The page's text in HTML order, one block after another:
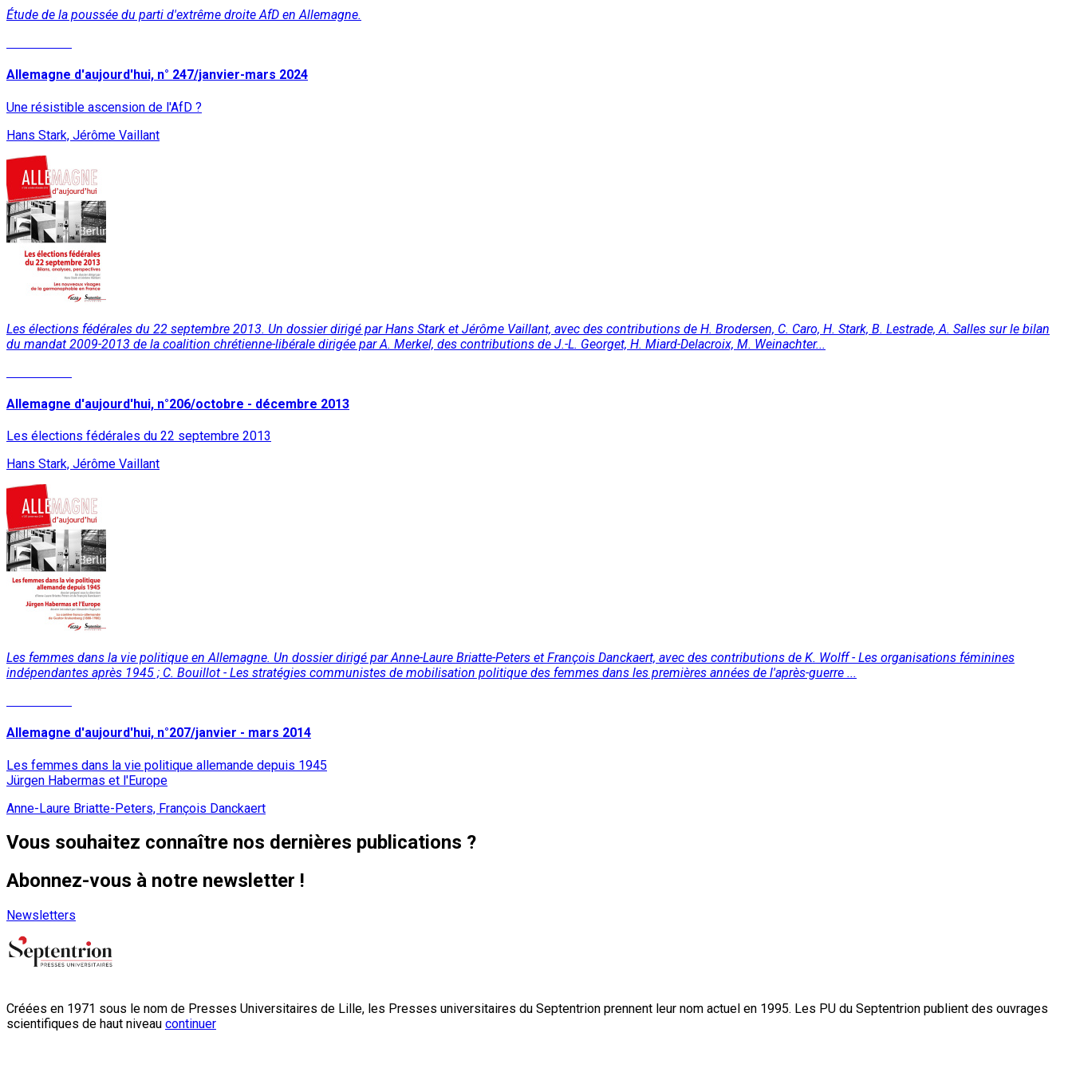
Étude de la poussée du parti d'extrême droite AfD en Allemagne.
Allemagne d'aujourd'hui, n° 247/janvier-mars 2024
Une résistible ascension de l'AfD ?
Hans Stark, Jérôme Vaillant
Les élections fédérales du 22 septembre 2013. Un dossier dirigé par Hans Stark et Jérôme Vaillant, avec des contributions de H. Brodersen, C. Caro, H. Stark, B. Lestrade, A. Salles sur le bilan
du mandat 2009-2013 de la coalition chrétienne-libérale dirigée par A. Merkel, des contributions de J.-L. Georget, H. Miard-Delacroix, M. Weinachter...
Allemagne d'aujourd'hui, n°206/octobre - décembre 2013
Les élections fédérales du 22 septembre 2013
Hans Stark, Jérôme Vaillant
Les femmes dans la vie politique en Allemagne. Un dossier dirigé par Anne-Laure Briatte-Peters et François Danckaert, avec des contributions de K. Wolff - Les organisations féminines
indépendantes après 1945 ; C. Bouillot - Les stratégies communistes de mobilisation politique des femmes dans les premières années de l'après-guerre ...
Allemagne d'aujourd'hui, n°207/janvier - mars 2014
Les femmes dans la vie politique allemande depuis 1945
Jürgen Habermas et l'Europe
Anne-Laure Briatte-Peters, François Danckaert
Vous souhaitez connaître nos dernières publications ?
Abonnez-vous à notre newsletter !
Newsletters
Créées en 1971 sous le nom de Presses Universitaires de Lille, les Presses universitaires du Septentrion prennent leur nom actuel en 1995. Les PU du Septentrion publient des ouvrages
scientifiques de haut niveau continuer